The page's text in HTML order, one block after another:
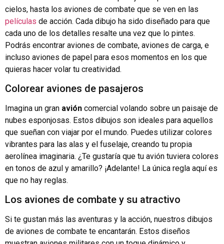
cielos, hasta los aviones de combate que se ven en las
películas de acción. Cada dibujo ha sido diseñado para que
cada uno de los detalles resalte una vez que lo pintes.
Podrás encontrar aviones de combate, aviones de carga, e
incluso aviones de papel para esos momentos en los que
quieras hacer volar tu creatividad.
Colorear aviones de pasajeros
Imagina un gran avión comercial volando sobre un paisaje de
nubes esponjosas. Estos dibujos son ideales para aquellos
que sueñan con viajar por el mundo. Puedes utilizar colores
vibrantes para las alas y el fuselaje, creando tu propia
aerolínea imaginaria. ¿Te gustaría que tu avión tuviera colores
en tonos de azul y amarillo? ¡Adelante! La única regla aquí es
que no hay reglas.
Los aviones de combate y su atractivo
Si te gustan más las aventuras y la acción, nuestros dibujos
de aviones de combate te encantarán. Estos diseños